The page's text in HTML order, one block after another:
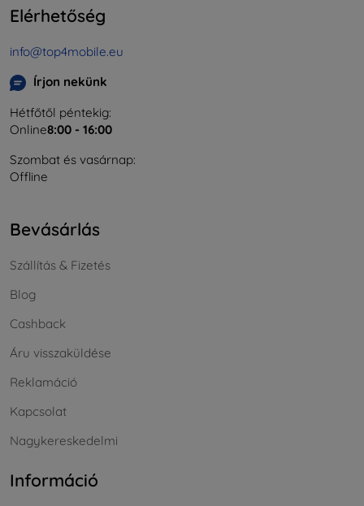
Elérhetőség
info@top4mobile.eu
Írjon nekünk
Hétfőtől péntekig:
Online8:00 - 16:00
Szombat és vasárnap:
Offline
Bevásárlás
Szállítás & Fizetés
Blog
Cashback
Áru visszaküldése
Reklamáció
Kapcsolat
Nagykereskedelmi
Információ